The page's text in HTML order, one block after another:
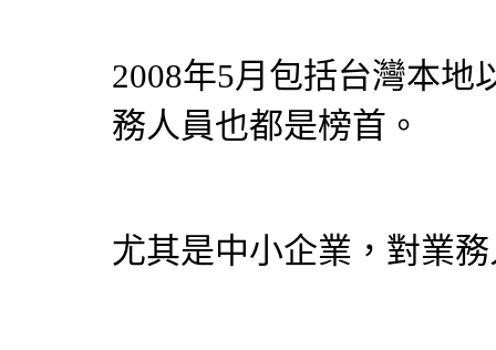
2008年5月包括台灣本地
務人員也都是榜首。
尤其是中小企業，對業